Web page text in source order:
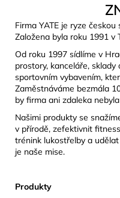
Firma YATE je ryze
Založena byla roku 1991 v
Od roku 1997 sídlíme v
prostory, kanceláře, sklady
sportovním vybavením,
Zaměstnáváme bezmála
by firma ani zdaleka
Našimi produkty se
v přírodě, zefektivnit
trénink lukostřelby a
je naše mise.
Produkty